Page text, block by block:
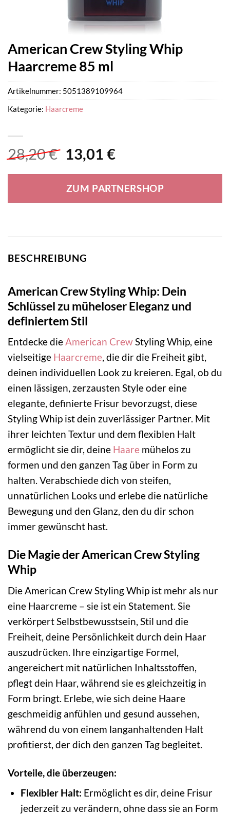
American Crew Styling Whip
Haarcreme 85 ml
28,20€ Ursprünglicher
war:
28,20 €
13,01 €Aktueller
ist:
13,01 €.
ZUM PARTNERSHOP
Artikelnummer: 5051389109964
Kategorie: Haarcreme
BESCHREIBUNG
American Crew Styling Whip: Dein
Schlüssel zu müheloser Eleganz und
definiertem Stil
Entdecke dieAmerican CrewStyling Whip, eine
vielseitige Haarcreme, die dir die Freiheit gibt,
deinen individuellen Look zu kreieren. Egal, ob du
einen lässigen, zerzausten Style oder eine
elegante, definierte Frisur bevorzugst, diese
Styling Whip ist dein zuverlässiger Partner. Mit
ihrer leichten Textur und dem flexiblen Halt
ermöglicht sie dir, deine Haare mühelos zu
formen und den ganzen Tag über in Form zu
halten. Verabschiede dich von steifen,
unnatürlichen Looks und erlebe die natürliche
Bewegung und den Glanz, den du dir schon
immer gewünscht hast.
Die Magie der American Crew Styling
Whip
Die American Crew Styling Whip ist mehr als nur
eine Haarcreme – sie ist ein Statement. Sie
verkörpert Selbstbewusstsein, Stil und die
Freiheit, deine Persönlichkeit durch dein Haar
auszudrücken. Ihre einzigartige Formel,
angereichert mit natürlichen Inhaltsstoffen,
pflegt dein Haar, während sie es gleichzeitig in
Form bringt. Erlebe, wie sich deine Haare
geschmeidig anfühlen und gesund aussehen,
während du von einem langanhaltenden Halt
profitierst, der dich den ganzen Tag begleitet.
Vorteile, die überzeugen:
Flexibler Halt: Ermöglicht es dir, deine Frisur
jederzeit zu verändern, ohne dass sie an Form